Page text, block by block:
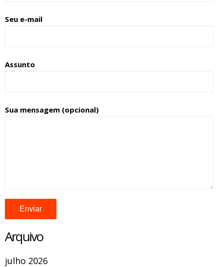
Seu e-mail
Assunto
Sua mensagem (opcional)
Arquivo
julho 2026